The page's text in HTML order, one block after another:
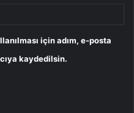
için adım, e-posta
kaydedilsin.